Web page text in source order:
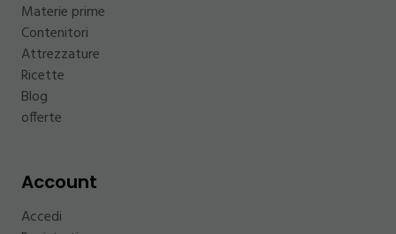
Materie prime
Contenitori
Attrezzature
Ricette
Blog
offerte
Account
Accedi